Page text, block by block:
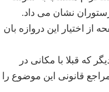
از اختیار این دروازه بان
که قبلا با مکانی در
قانونی این موضوع را